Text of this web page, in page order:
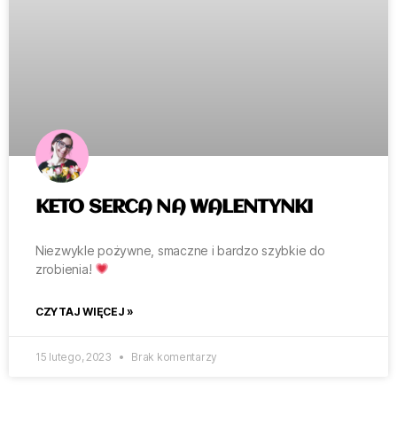
KETO SERCA NA WALENTYNKI
Niezwykle pożywne, smaczne i bardzo szybkie do
zrobienia!
CZYTAJ WIĘCEJ »
15 lutego, 2023 Brak komentarzy